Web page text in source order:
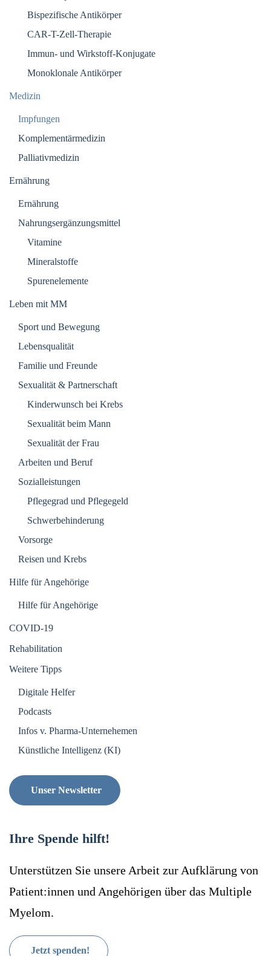
Bispezifische Antikörper
CAR-T-Zell-Therapie
Immun- und Wirkstoff-Konjugate
Monoklonale Antikörper
Medizin
Impfungen
Komplementärmedizin
Palliativmedizin
Ernährung
Ernährung
Nahrungsergänzungsmittel
Vitamine
Mineralstoffe
Spurenelemente
Leben mit MM
Sport und Bewegung
Lebensqualität
Familie und Freunde
Sexualität & Partnerschaft
Kinderwunsch bei Krebs
Sexualität beim Mann
Sexualität der Frau
Arbeiten und Beruf
Sozialleistungen
Pflegegrad und Pflegegeld
Schwerbehinderung
Vorsorge
Reisen und Krebs
Hilfe für Angehörige
Hilfe für Angehörige
COVID-19
Rehabilitation
Weitere Tipps
Digitale Helfer
Podcasts
Infos v. Pharma-Unternehemen
Künstliche Intelligenz (KI)
Unser Newsletter
Ihre Spende hilft!
Unterstützen Sie unsere Arbeit zur Aufklärung von
Patient:innen und Angehörigen über das Multiple
Myelom.
Jetzt spenden!